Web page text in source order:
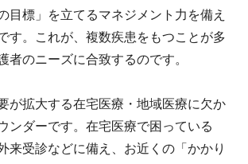
目標」を立てるマネジメント力を備え
す。これが、複数疾患をもつことが多
者のニーズに合致するのです。
が拡大する在宅医療・地域医療に欠か
ンダーです。在宅医療で困っている
来受診などに備え、お近くの「かかり